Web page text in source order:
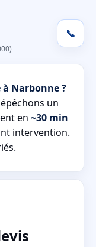
📞
Narbonne ?
un
en ~30 min
intervention.